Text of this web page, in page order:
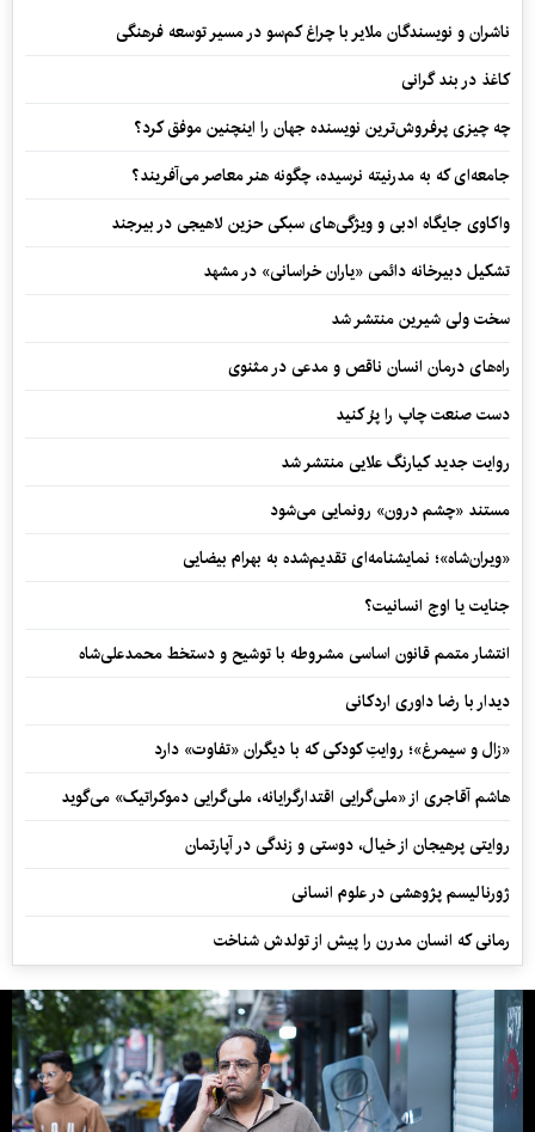
ناشران و نویسندگان ملایر با چراغ کم‌سو در مسیر توسعه فرهنگی
کاغذ در بند گرانی
چه چیزی پرفروش‌ترین نویسنده جهان را اینچنین موفق کرد؟
جامعه‌ای که به مدرنیته نرسیده، چگونه هنر معاصر می‌آفریند؟
واکاوی جایگاه ادبی و ویژگی‌های سبکی حزین لاهیجی در بیرجند
تشکیل دبیرخانه دائمی «یاران خراسانی» در مشهد
سخت ولی شیرین منتشر شد
راه‌های درمان انسان ناقص و مدعی در مثنوی
دست صنعت چاپ را پرُ کنید
روایت جدید کیارنگ علایی منتشر شد
مستند «چشم درون» رونمایی می‌شود
«ویران‌شاه»؛ نمایشنامه‌ای تقدیم‌شده به بهرام بیضایی
جنایت یا اوج انسانیت؟
انتشار متمم قانون اساسی مشروطه با توشیح و دستخط محمدعلی‌شاه
دیدار با رضا داوری اردکانی
«زال و سیمرغ»؛ روایتِ کودکی که با دیگران «تفاوت» دارد
هاشم آقاجری از «ملی‌گرایی اقتدارگرایانه، ملی‌گرایی دموکراتیک» می‌گوید
روایتی پرهیجان از خیال، دوستی و زندگی در آپارتمان
ژورنالیسم پژوهشی در علوم انسانی
رمانی که انسان مدرن را پیش از تولدش شناخت